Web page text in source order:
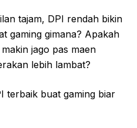
tajam, DPI rendah bikin
gaming gimana? Apakah
jago pas maen
lebih lambat?
terbaik buat gaming biar